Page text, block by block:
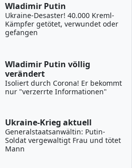
Wladimir Putin
Ukraine-Desaster! 40.000 Kreml-
Kämpfer getötet, verwundet oder
gefangen
Wladimir Putin völlig
verändert
Isoliert durch Corona! Er bekommt
nur "verzerrte Informationen"
Ukraine-Krieg aktuell
Generalstaatsanwältin: Putin-
Soldat vergewaltigt Frau und tötet
Mann